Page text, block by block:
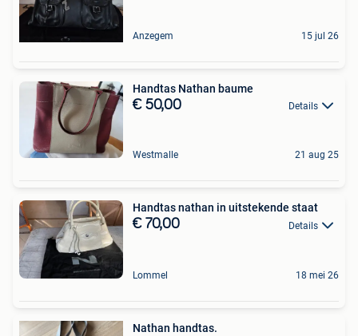
Anzegem 15 jul 26
Handtas Nathan baume
€ 50,00 Details
Westmalle 21 aug 25
Handtas nathan in uitstekende staat
€ 70,00 Details
Lommel 18 mei 26
Nathan handtas.